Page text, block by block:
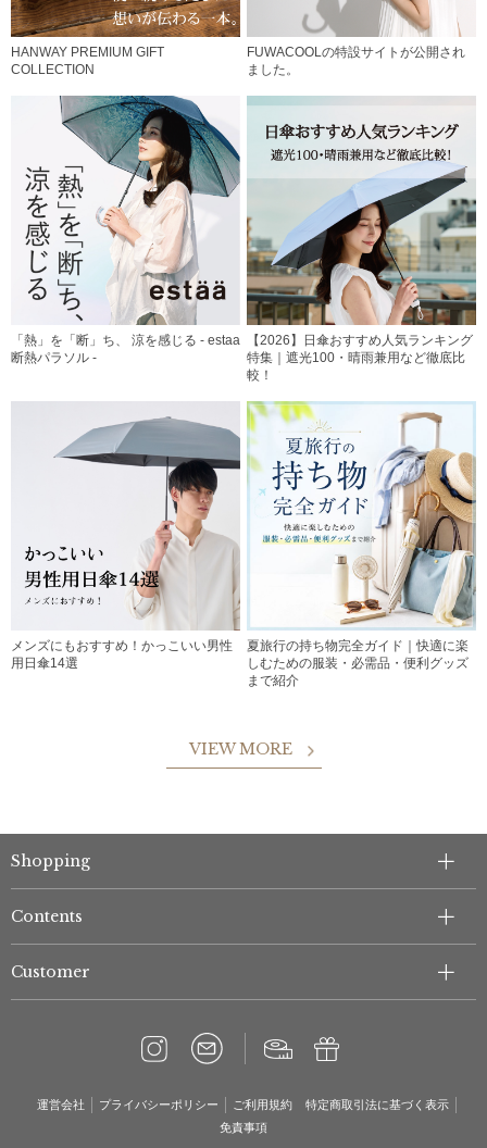
HANWAY PREMIUM GIFT
COLLECTION
FUWACOOLの特設サイトが公開され
ました。
「熱」を「断」ち、 涼を感じる - estaa
断熱パラソル -
【2026】日傘おすすめ人気ランキング
特集｜遮光100・晴雨兼用など徹底比
較！
メンズにもおすすめ！かっこいい男性
用日傘14選
夏旅行の持ち物完全ガイド｜快適に楽
しむための服装・必需品・便利グッズ
まで紹介
VIEW MORE
Shopping
Contents
Customer
運営会社 プライバシーポリシー ご利用規約
特定商取引法に基づく表示
免責事項